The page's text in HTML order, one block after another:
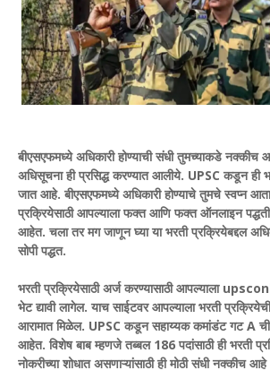
बीएसएफमध्ये अधिकारी होण्याची संधी तुमच्याकडे नक्कीच
अधिसूचना ही प्रसिद्ध करण्यात आलीये. UPSC कडून ही
जात आहे. बीएसएफमध्ये अधिकारी होण्याचे तुमचे स्वप्न
प्रक्रियेसाठी आपल्याला फक्त आणि फक्त ऑनलाइन
आहेत. चला तर मग जाणून घ्या या भरती प्रक्रियेबद्दल
सोपी पद्धत.
भरती प्रक्रियेसाठी अर्ज करण्यासाठी आपल्याला
भेट द्यावी लागेल. याच साईटवर आपल्याला भरती प्रक्रियेची
आरामात मिळेल. UPSC कडून सहाय्यक कमांडंट गट A ची
आहेत. विशेष बाब म्हणजे तब्बल 186 पदांसाठी ही भरती
नोकरीच्या शोधात असणाऱ्यांसाठी ही मोठी संधी नक्कीच आहे